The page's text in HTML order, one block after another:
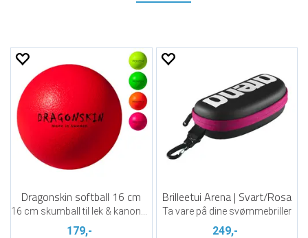
Dragonskin softball 16 cm
179,-
Brilleetui Arena | Svart/Rosa
Ta vare på dine svømmebriller
249,-